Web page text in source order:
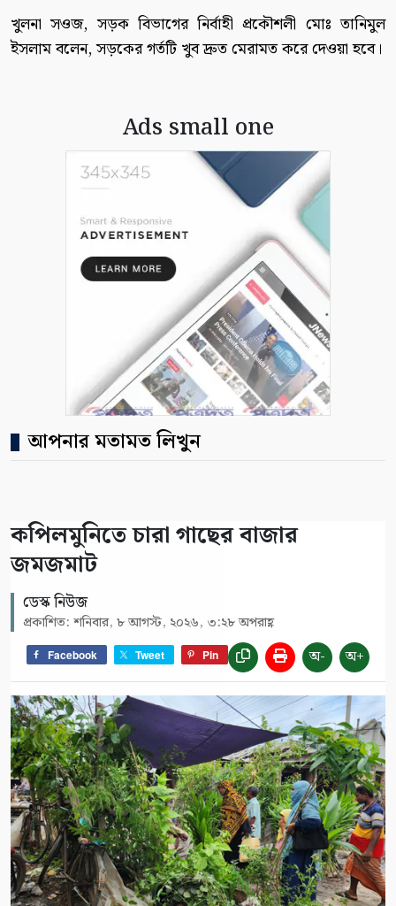
খুলনা সওজ, সড়ক বিভাগের নির্বাহী প্রকৌশলী মোঃ তানিমুল
ইসলাম বলেন, সড়কের গর্তটি খুব দ্রুত মেরামত করে দেওয়া হবে।
Ads small one
আপনার মতামত লিখুন
কপিলমুনিতে চারা গাছের বাজার
জমজমাট
ডেস্ক নিউজ
প্রকাশিত: শনিবার, ৮ আগস্ট, ২০২৬, ৩:২৮ অপরাহ্ণ
Facebook Tweet Pin অ- অ+